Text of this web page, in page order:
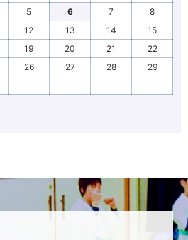
5 6 7
8
12 13 14
15
19 20 21
22
26 27 28
29